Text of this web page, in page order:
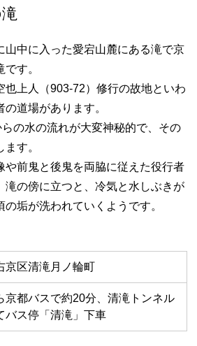
山中に入った愛宕山麓にある滝で京
す。
也上人（903-72）修行の故地といわ
道場があります。
の水の流れが大変神秘的で、その
す。
や前鬼と後鬼を両脇に従えた役行者
滝の傍に立つと、冷気と水しぶきが
垢が洗われていくようです。
京区清滝月ノ輪町
京都バスで約20分、清滝トンネル
バス停「清滝」下車